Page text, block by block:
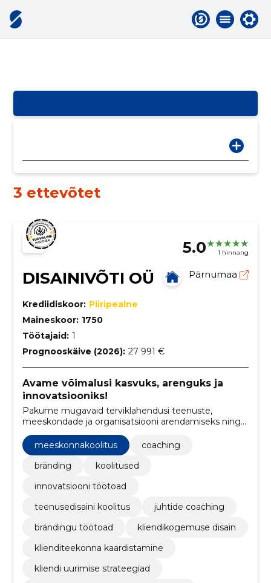
3 ettevõtet
5.0 1 hinnang
DISAINIVÕTI OÜ Pärnumaa
Krediidiskoor: Piiripealne
Maineskoor: 1750
Töötajaid: 1
Prognooskäive (2026): 27 991 €
Avame võimalusi kasvuks, arenguks ja
innovatsiooniks!
Pakume mugavaid terviklahendusi teenuste,
meeskondade ja organisatsiooni arendamiseks ning
kliendikogemuse tõstmiseks.
meeskonnakoolitus
coaching
bränding
koolitused
innovatsiooni töötoad
teenusedisaini koolitus
juhtide coaching
brändingu töötoad
kliendikogemuse disain
klienditeekonna kaardistamine
kliendi uurimise strateegiad